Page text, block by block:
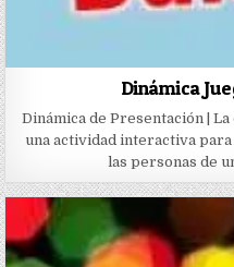
Dinámica
Dinámica de Presentación |
una actividad interactiva
las personas de